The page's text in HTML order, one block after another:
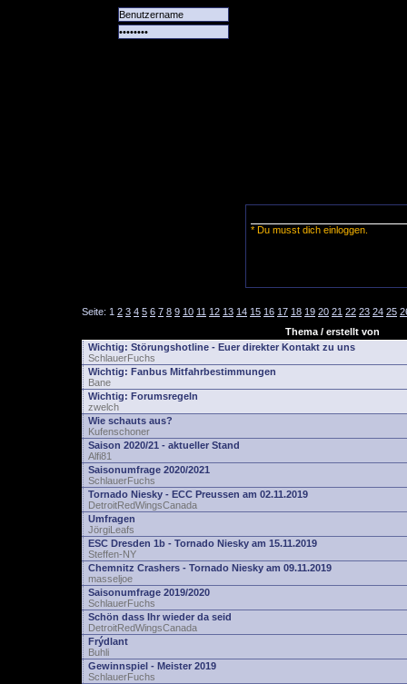
* Du musst dich einloggen.
Seite: 1 2 3 4 5 6 7 8 9 10 11 12 13 14 15 16 17 18 19 20 21 22 23 24 25
Thema / erstellt von
Wichtig: Störungshotline - Euer direkter Kontakt zu uns
SchlauerFuchs
Wichtig: Fanbus Mitfahrbestimmungen
Bane
Wichtig: Forumsregeln
zwelch
Wie schauts aus?
Kufenschoner
Saison 2020/21 - aktueller Stand
Alfi81
Saisonumfrage 2020/2021
SchlauerFuchs
Tornado Niesky - ECC Preussen am 02.11.2019
DetroitRedWingsCanada
Umfragen
JörgiLeafs
ESC Dresden 1b - Tornado Niesky am 15.11.2019
Steffen-NY
Chemnitz Crashers - Tornado Niesky am 09.11.2019
masseljoe
Saisonumfrage 2019/2020
SchlauerFuchs
Schön dass Ihr wieder da seid
DetroitRedWingsCanada
Frýdlant
Buhli
Gewinnspiel - Meister 2019
SchlauerFuchs